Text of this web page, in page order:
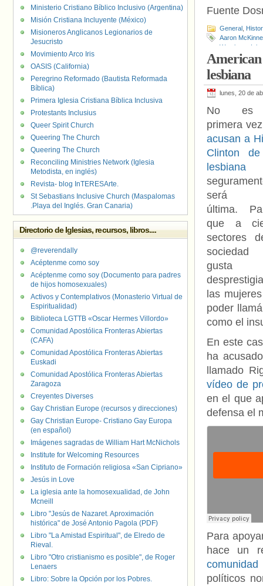
Fuente
General
Aaron
Westboro
Shepard,
Washington,
lesbiana
lunes, 20 de
No
primera
acusan a
Clinton
lesbiana
será
última.
que a
sectores
gusta
las
poder
como el
En este
ha
llamado
vídeo de
en el que
defensa el
Para
hace un
comunidad
políticos
Ministerio Cristiano Bíblico Inclusivo (Argentina)
Misión Cristiana Incluyente (México)
Misioneros Anglicanos Legionarios de
Jesucristo
Movimiento Arco Iris
OASIS (California)
Peregrino Reformado (Bautista Reformada
Bíblica)
Primera Iglesia Cristiana Bíblica Inclusiva
Protestants Inclusius
Queer Spirit Church
Queering The Church
Queering The Church
Reconciling Ministries Network (Iglesia
Metodista, en inglés)
Revista- blog InTERESArte.
St Sebastians Inclusive Church (Maspalomas
.Playa del Inglés. Gran Canaria)
Directorio de Iglesias, recursos, libros....
@reverendally
Acéptenme como soy
Acéptenme como soy (Documento para padres
de hijos homosexuales)
Activos y Contemplativos (Monasterio Virtual de
Espiritualidad)
Biblioteca LGTTB «Oscar Hermes Villordo»
Comunidad Apostólica Fronteras Abiertas
(CAFA)
Comunidad Apostólica Fronteras Abiertas
Euskadi
Comunidad Apostólica Fronteras Abiertas
Zaragoza
Creyentes Diverses
Gay Christian Europe (recursos y direcciones)
Gay Christian Europe- Cristiano Gay Europa
(en español)
Imágenes sagradas de William Hart McNichols
Institute for Welcoming Resources
Instituto de Formación religiosa «San Cipriano»
Jesús in Love
La iglesia ante la homosexualidad, de John
Mcneill
Libro "Jesús de Nazaret. Aproximación
histórica" de José Antonio Pagola (PDF)
Libro "La Amistad Espiritual", de Elredo de
Rieval.
Libro "Otro cristianismo es posible", de Roger
Lenaers
Libro: Sobre la Opción por los Pobres.